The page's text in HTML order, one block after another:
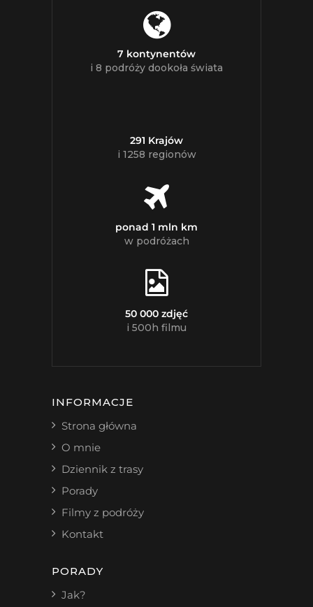
7 kontynentów
i 8 podróży dookoła świata
291 Krajów
i 1258 regionów
ponad 1 mln km
w podróżach
50 000 zdjęć
i 500h filmu
INFORMACJE
Strona główna
O mnie
Dziennik z trasy
Porady
Filmy z podróży
Kontakt
PORADY
Jak?